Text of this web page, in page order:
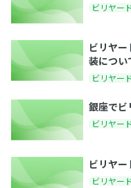
ビリヤー
ビリヤ
装につい
ビリヤー
銀座でビ
ビリヤー
ビリヤ
ビリヤー